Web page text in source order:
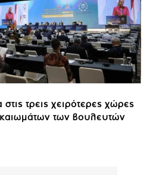
τρεις χειρότερες χώρες
των βουλευτών